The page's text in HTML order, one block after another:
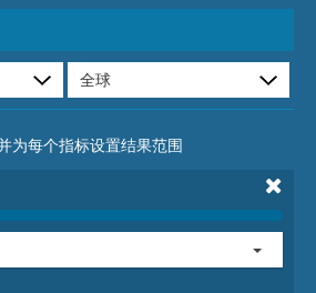
为每个指标设置结果范围